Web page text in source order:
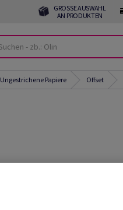
GROSSE AUSWAHL A
N PRODUKTEN
Ungestrichene Papiere Offset